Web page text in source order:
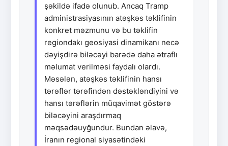
şəkildə ifadə olunub. Ancaq Tramp
administrasiyasının atəşkəs təklifinin
konkret məzmunu və bu təklifin
regiondakı geosiyasi dinamikanı necə
dəyişdirə biləcəyi barədə daha ətraflı
məlumat verilməsi faydalı olardı.
Məsələn, atəşkəs təklifinin hansı
tərəflər tərəfindən dəstəkləndiyini və
hansı tərəflərin müqavimət göstərə
biləcəyini araşdırmaq
məqsədəuyğundur. Bundan əlavə,
İranın regional siyasətindəki